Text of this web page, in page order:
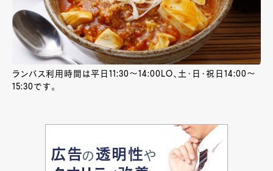
ランパス利用時間は平日11:30～14:00LO、土・日・祝日14:00～
15:30です。